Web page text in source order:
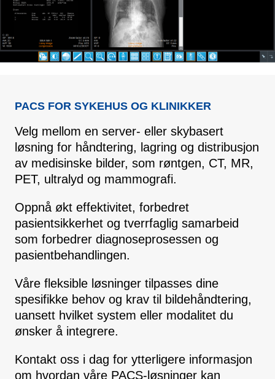
PACS FOR SYKEHUS OG KLINIKKER
Velg mellom en server- eller skybasert
løsning for håndtering, lagring og distribusjon
av medisinske bilder, som røntgen, CT, MR,
PET, ultralyd og mammografi.
Oppnå økt effektivitet, forbedret
pasientsikkerhet og tverrfaglig samarbeid
som forbedrer diagnoseprosessen og
pasientbehandlingen.
Våre fleksible løsninger tilpasses dine
spesifikke behov og krav til bildehåndtering,
uansett hvilket system eller modalitet du
ønsker å integrere.
Kontakt oss i dag for ytterligere informasjon
om hvordan våre PACS-løsninger kan